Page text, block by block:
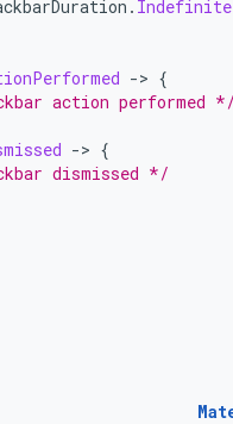
. Indefinite
-> {
action performed */
-> {
dismissed */